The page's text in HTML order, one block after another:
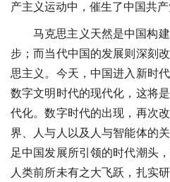
产主义运动中，催生了中国共
马克思主义天然是中国构
步；而当代中国的发展则深刻
思主义。今天，中国进入新时
数字文明时代的现代化，这将
代化。数字时代的出现，再次
界、人与人以及人与智能体的
足中国发展所引领的时代潮头
人类前所未有之大飞跃，扎实